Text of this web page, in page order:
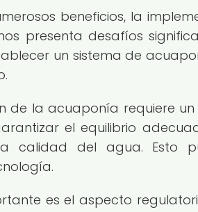
beneficios, la
presenta desafíos
un sistema de
de la acuaponía requiere
el equilibrio
calidad del agua. Esto
es el aspecto